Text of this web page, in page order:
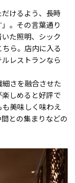
だけるよう、長時
。その言葉通り
た照明、シック
ら。店内に入る
レストランなら
細さを融合させた
しめると好評で
美味しく味わえ
との集まりなどの